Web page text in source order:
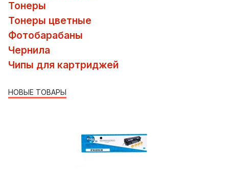
Тонеры
Тонеры цветные
Фотобарабаны
Чернила
Чипы для картриджей
НОВЫЕ ТОВАРЫ